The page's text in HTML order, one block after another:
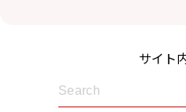
サイト